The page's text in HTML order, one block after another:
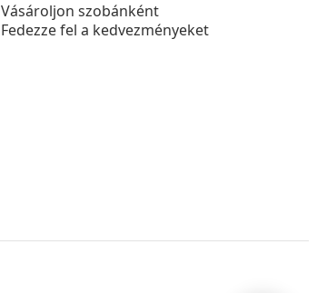
Vásároljon szobánként
Fedezze fel a kedvezményeket